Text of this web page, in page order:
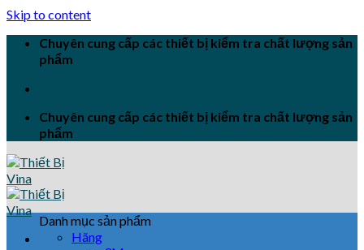
Skip to content
Chuyên cung cấp các thiết bị kiểm tra chất lượng sản
phẩm
Chuyên cung cấp các thiết bị kiểm tra chất lượng sản
phẩm
Danh mục sản phẩm
Hãng